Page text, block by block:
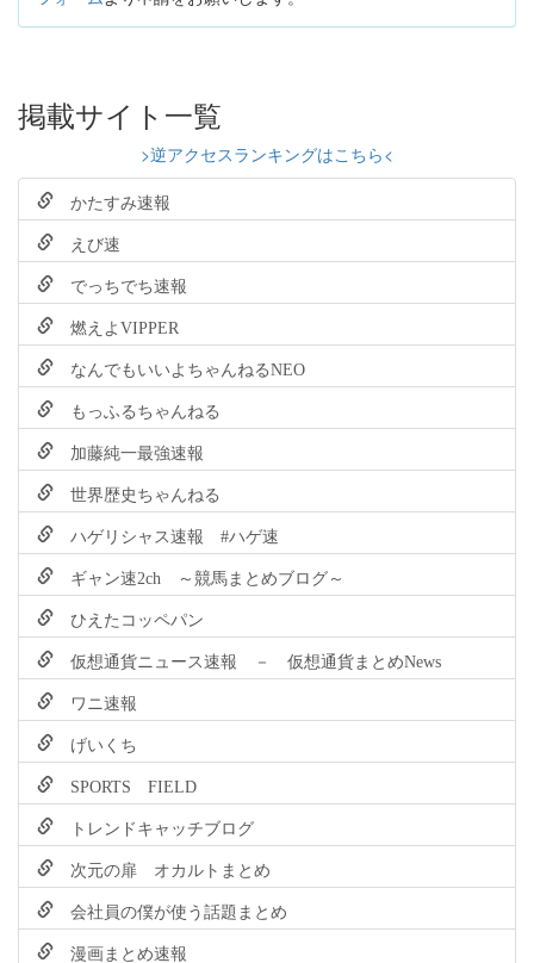
掲載サイト一覧
>逆アクセスランキングはこちら<
かたすみ速報
えび速
でっちでち速報
燃えよVIPPER
なんでもいいよちゃんねるNEO
もっふるちゃんねる
加藤純一最強速報
世界歴史ちゃんねる
ハゲリシャス速報 #ハゲ速
ギャン速2ch ～競馬まとめブログ～
ひえたコッペパン
仮想通貨ニュース速報 － 仮想通貨まとめNews
ワニ速報
げいくち
SPORTS FIELD
トレンドキャッチブログ
次元の扉 オカルトまとめ
会社員の僕が使う話題まとめ
漫画まとめ速報